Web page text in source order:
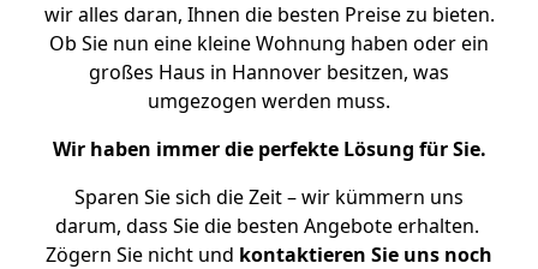
wir alles daran, Ihnen die besten Preise zu bieten.
Ob Sie nun eine kleine Wohnung haben oder ein
großes Haus in Hannover besitzen, was
umgezogen werden muss.
Wir haben immer die perfekte Lösung für Sie.
Sparen Sie sich die Zeit – wir kümmern uns
darum, dass Sie die besten Angebote erhalten.
Zögern Sie nicht und kontaktieren Sie uns noch